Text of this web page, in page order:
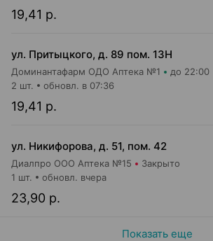
19,41 р.
ул. Притыцкого, д. 89 пом. 13Н
Доминантафарм ОДО Аптека №1 до 22:00
19,41 р.
2 шт. обновл. в 07:36
ул. Никифорова, д. 51, пом. 42
Диалпро ООО Аптека №15 Закрыто
23,90 р.
1 шт. обновл. вчера
Показать еще